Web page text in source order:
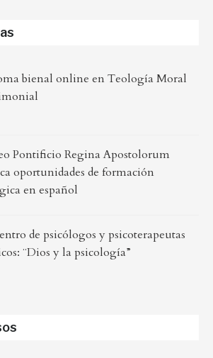
bienal online en Teología Moral
Pontificio Regina Apostolorum
oportunidades de formación
en español
de psicólogos y psicoterapeutas
¨Dios y la psicología”